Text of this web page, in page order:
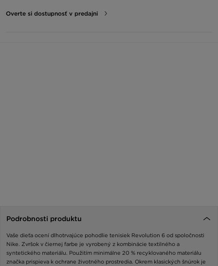
Overte si dostupnosť v predajni
Podrobnosti produktu
Vaše dieťa ocení dlhotrvajúce pohodlie tenisiek Revolution 6 od spoločnosti
Nike. Zvršok v čiernej farbe je vyrobený z kombinácie textilného a
syntetického materiálu. Použitím minimálne 20 % recyklovaného materiálu
značka prispieva k ochrane životného prostredia. Okrem klasických šnúrok je